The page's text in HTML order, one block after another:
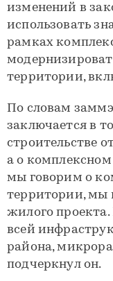
изменений в
использовать
рамках
территории,
По словам
заключается в
строительстве
а о
мы говорим о
территории, мы
жилого
всей
района,
подчеркнул он.